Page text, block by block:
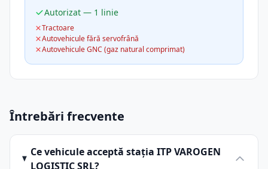
Autorizat — 1 linie
Tractoare
Autovehicule fără servofrână
Autovehicule GNC (gaz natural comprimat)
Întrebări frecvente
Ce vehicule acceptă stația ITP VAROGEN
LOGISTIC SRL?